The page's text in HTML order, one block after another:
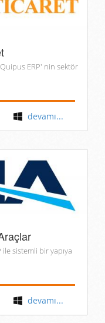
ERP' nin sektör
devamı...
sistemli bir yapıya
devamı...